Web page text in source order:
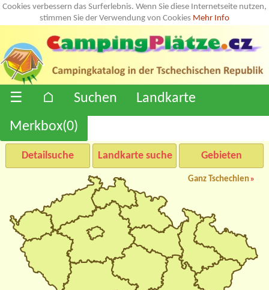
Cookies verbessern das Surferlebnis. Wenn Sie diese Internetseite nutzen,
stimmen Sie der Verwendung von Cookies Mehr Info
☰ ⌂ Suchen
Landkarte
Merkbox(0)
Detailsuche Landkarte suche Gebieten
Ganz Tschechien»